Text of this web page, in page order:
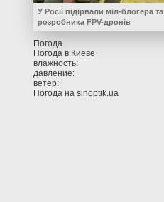
У Росії підірвали міл-блогера та
розробника FPV-дронів
Погода
Погода в Киеве
влажность:
давление:
ветер:
Погода на sinoptik.ua